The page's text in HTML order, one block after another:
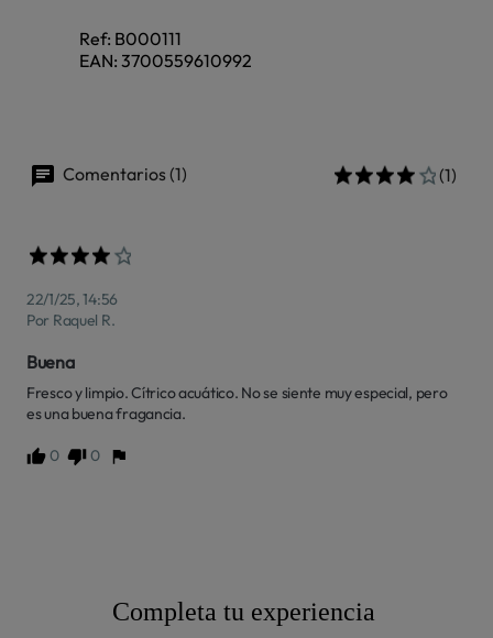
Ref: B000111
EAN: 3700559610992
Comentarios (1) (1)
22/1/25, 14:56
Por Raquel R.
Buena
Fresco y limpio. Cítrico acuático. No se siente muy especial, pero
es una buena fragancia.
0 0
Completa tu experiencia